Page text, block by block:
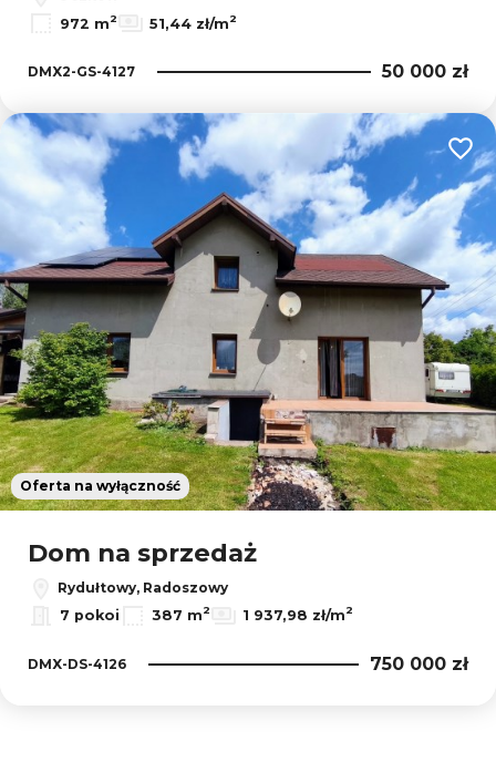
972 m2 51,44 zł/m2
DMX2-GS-4127 50 000 zł
Oferta na wyłączność
Dom na sprzedaż
Rydułtowy, Radoszowy
7 pokoi
387 m2 1 937,98 zł/m2
DMX-DS-4126 750 000 zł